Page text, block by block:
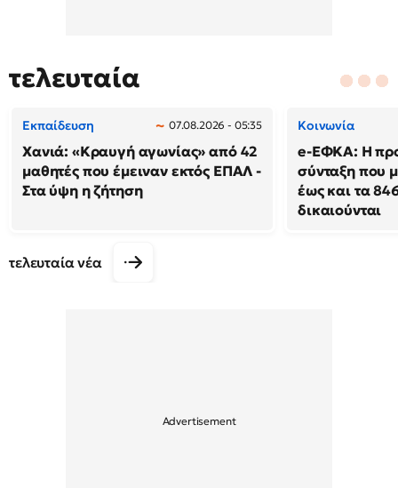
τελευταία
Εκπαίδευση 07.08.2026 - 05:35
Χανιά: «Κραυγή αγωνίας» από 42
μαθητές που έμειναν εκτός ΕΠΑΛ -
Στα ύψη η ζήτηση
Κοινωνία
e-ΕΦΚΑ: Η
σύνταξη που
έως και τα
δικαιούνται
τελευταία νέα